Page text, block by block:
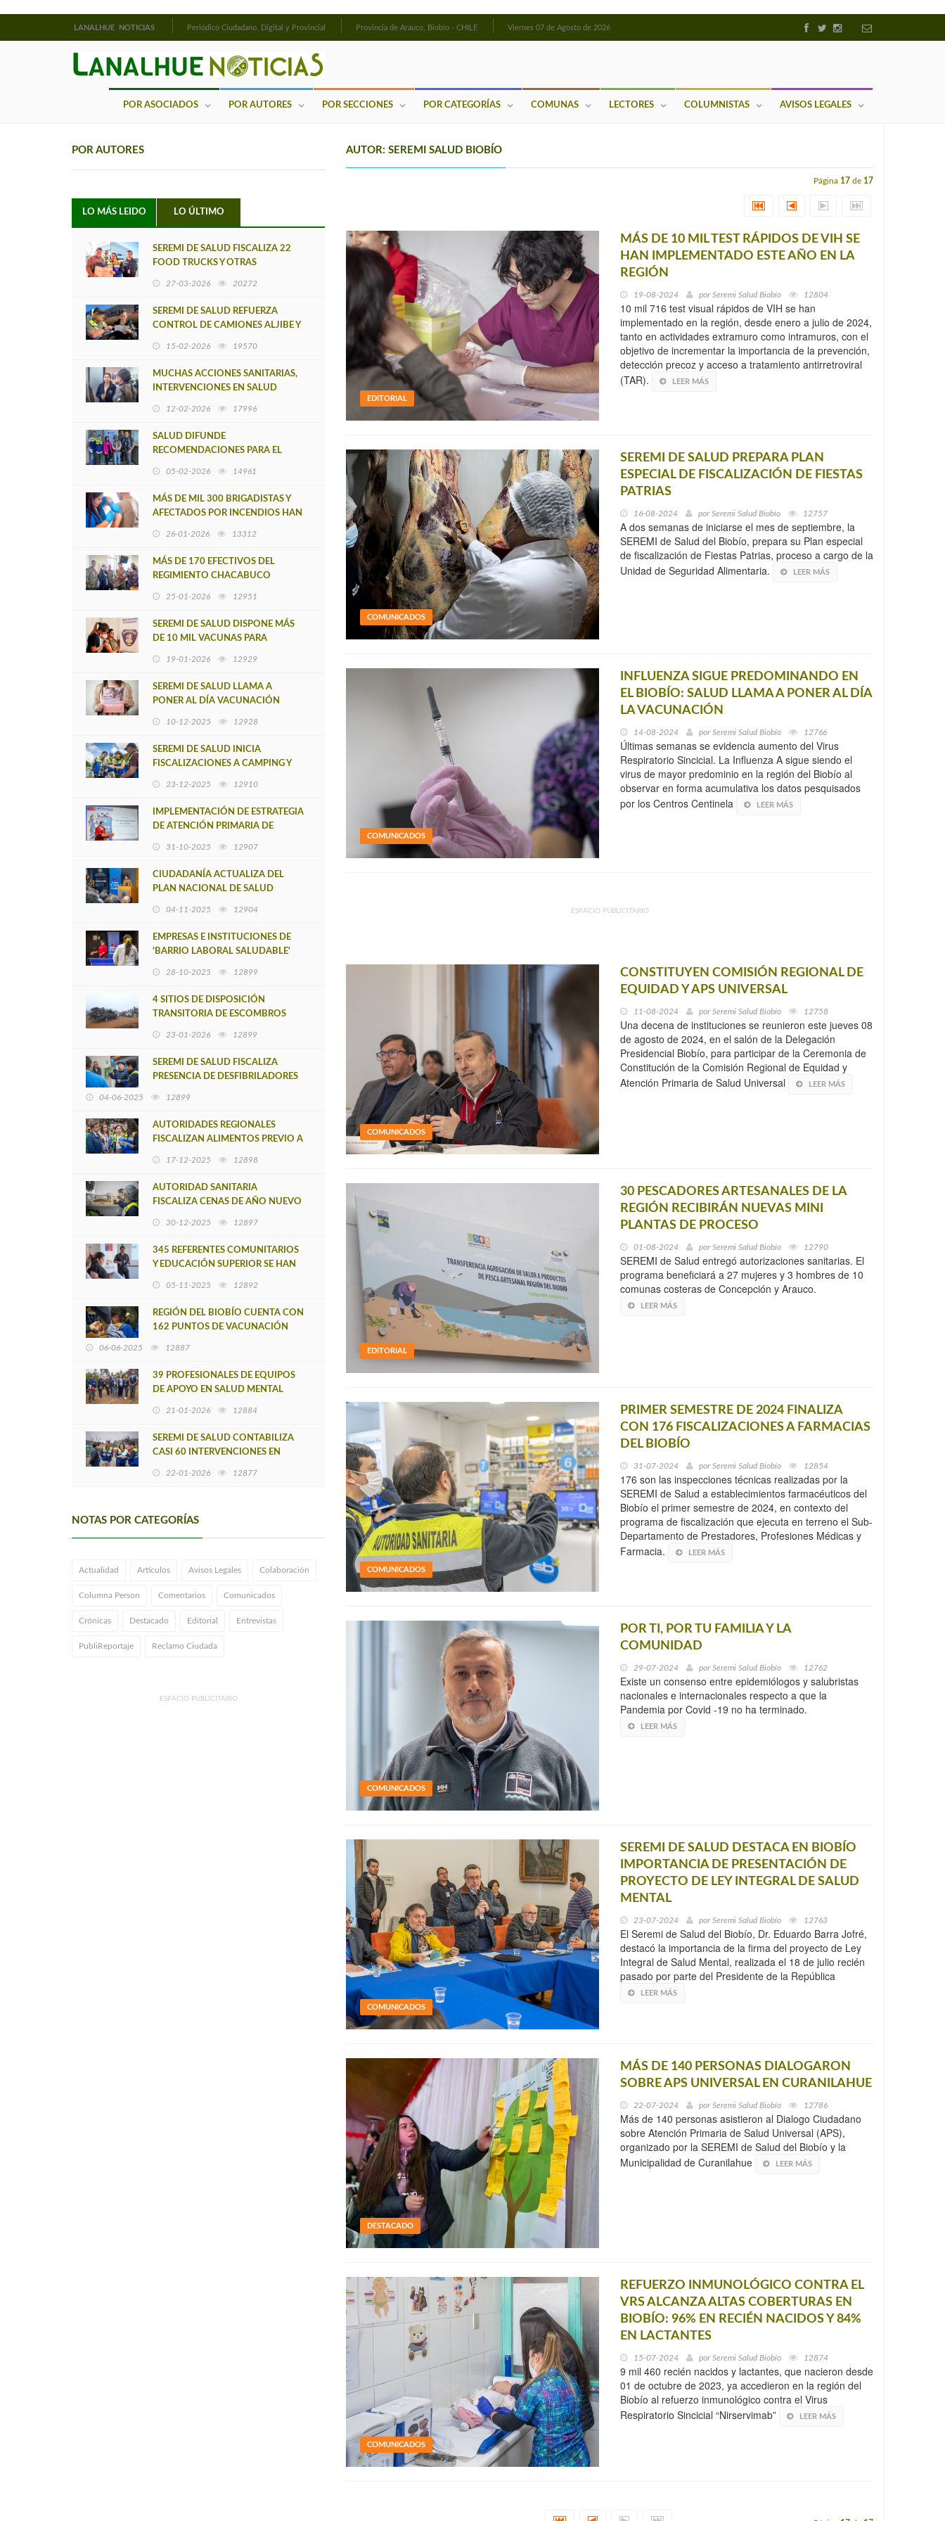
LANALHUE NOTICIAS Periódico Ciudadano, Digital y Provincial Provincia de Arauco, Biobío - CHILE Viernes 07 de Agosto de 2026
POR ASOCIADOS POR AUTORES POR SECCIONES POR CATEGORÍAS COMUNAS LECTORES COLUMNISTAS AVISOS LEGALES
POR AUTORES
LO MÁS LEIDO LO ÚLTIMO
SEREMI DE SALUD FISCALIZA 22
FOOD TRUCKS Y OTRAS
27-03-2026 20272
SEREMI DE SALUD REFUERZA
CONTROL DE CAMIONES ALJIBE Y
15-02-2026 19570
MUCHAS ACCIONES SANITARIAS,
INTERVENCIONES EN SALUD
SINIESTROS
12-02-2026 17996
SALUD DIFUNDE
RECOMENDACIONES PARA EL
INCENDIOS FORESTALES
05-02-2026 14961
MÁS DE MIL 300 BRIGADISTAS Y
AFECTADOS POR INCENDIOS HAN
HEPATITIS A
26-01-2026 13312
MÁS DE 170 EFECTIVOS DEL
REGIMIENTO CHACABUCO
VACUNACIÓN ANTITETÁNICA
25-01-2026 12951
SEREMI DE SALUD DISPONE MÁS
DE 10 MIL VACUNAS PARA
FORESTALES
19-01-2026 12929
SEREMI DE SALUD LLAMA A
PONER AL DÍA VACUNACIÓN
10-12-2025 12928
SEREMI DE SALUD INICIA
FISCALIZACIONES A CAMPING Y
23-12-2025 12910
IMPLEMENTACIÓN DE ESTRATEGIA
DE ATENCIÓN PRIMARIA DE
DE CUMPLIMIENTO
31-10-2025 12907
CIUDADANÍA ACTUALIZA DEL
PLAN NACIONAL DE SALUD
04-11-2025 12904
EMPRESAS E INSTITUCIONES DE
'BARRIO LABORAL SALUDABLE'
ACTIVIDADES DEPORTIVA
28-10-2025 12899
4 SITIOS DE DISPOSICIÓN
TRANSITORIA DE ESCOMBROS
DE EMERGENCIA
23-01-2026 12899
SEREMI DE SALUD FISCALIZA
PRESENCIA DE DESFIBRILADORES
04-06-2025 12899
AUTORIDADES REGIONALES
FISCALIZAN ALIMENTOS PREVIO A
17-12-2025 12898
AUTORIDAD SANITARIA
FISCALIZA CENAS DE AÑO NUEVO
ALIMENTOS
30-12-2025 12897
345 REFERENTES COMUNITARIOS
Y EDUCACIÓN SUPERIOR SE HAN
PREVENCIÓN DEL SUICIDIO
05-11-2025 12892
REGIÓN DEL BIOBÍO CUENTA CON
162 PUNTOS DE VACUNACIÓN
06-06-2025 12887
39 PROFESIONALES DE EQUIPOS
DE APOYO EN SALUD MENTAL
AFECTADAS POR INCENDIOS
21-01-2026 12884
SEREMI DE SALUD CONTABILIZA
CASI 60 INTERVENCIONES EN
22-01-2026 12877
NOTAS POR CATEGORÍAS
Actualidad Artículos Avisos Legales Colaboración
Columna Person Comentarios Comunicados
Crónicas Destacado Editorial Entrevistas
PubliReportaje Reclamo Ciudada
ESPACIO PUBLICITARIO
AUTOR: SEREMI SALUD BIOBÍO
Página 17 de 17
EDITORIAL
MÁS DE 10 MIL TEST RÁPIDOS DE VIH SE
HAN IMPLEMENTADO ESTE AÑO EN LA
REGIÓN
19-08-2024 por Seremi Salud Biobío 12804
10 mil 716 test visual rápidos de VIH se han
implementado en la región, desde enero a julio de 2024,
tanto en actividades extramuro como intramuros, con el
objetivo de incrementar la importancia de la prevención,
detección precoz y acceso a tratamiento antirretroviral
(TAR).
LEER MÁS
COMUNICADOS
SEREMI DE SALUD PREPARA PLAN
ESPECIAL DE FISCALIZACIÓN DE FIESTAS
PATRIAS
16-08-2024 por Seremi Salud Biobío 12757
A dos semanas de iniciarse el mes de septiembre, la
SEREMI de Salud del Biobío, prepara su Plan especial
de fiscalización de Fiestas Patrias, proceso a cargo de la
Unidad de Seguridad Alimentaria.
LEER MÁS
COMUNICADOS
INFLUENZA SIGUE PREDOMINANDO EN
EL BIOBÍO: SALUD LLAMA A PONER AL DÍA
LA VACUNACIÓN
14-08-2024 por Seremi Salud Biobío 12766
Últimas semanas se evidencia aumento del Virus
Respiratorio Sincicial. La Influenza A sigue siendo el
virus de mayor predominio en la región del Biobío al
observar en forma acumulativa los datos pesquisados
por los Centros Centinela
LEER MÁS
ESPACIO PUBLICITARIO
COMUNICADOS
CONSTITUYEN COMISIÓN REGIONAL DE
EQUIDAD Y APS UNIVERSAL
11-08-2024 por Seremi Salud Biobío 12758
Una decena de instituciones se reunieron este jueves 08
de agosto de 2024, en el salón de la Delegación
Presidencial Biobío, para participar de la Ceremonia de
Constitución de la Comisión Regional de Equidad y
Atención Primaria de Salud Universal
LEER MÁS
EDITORIAL
30 PESCADORES ARTESANALES DE LA
REGIÓN RECIBIRÁN NUEVAS MINI
PLANTAS DE PROCESO
01-08-2024 por Seremi Salud Biobío 12790
SEREMI de Salud entregó autorizaciones sanitarias. El
programa beneficiará a 27 mujeres y 3 hombres de 10
comunas costeras de Concepción y Arauco.
LEER MÁS
COMUNICADOS
PRIMER SEMESTRE DE 2024 FINALIZA
CON 176 FISCALIZACIONES A FARMACIAS
DEL BIOBÍO
31-07-2024 por Seremi Salud Biobío 12854
176 son las inspecciones técnicas realizadas por la
SEREMI de Salud a establecimientos farmacéuticos del
Biobío el primer semestre de 2024, en contexto del
programa de fiscalización que ejecuta en terreno el Sub-
Departamento de Prestadores, Profesiones Médicas y
Farmacia.
LEER MÁS
COMUNICADOS
POR TI, POR TU FAMILIA Y LA
COMUNIDAD
29-07-2024 por Seremi Salud Biobío 12762
Existe un consenso entre epidemiólogos y salubristas
nacionales e internacionales respecto a que la
Pandemia por Covid -19 no ha terminado.
LEER MÁS
COMUNICADOS
SEREMI DE SALUD DESTACA EN BIOBÍO
IMPORTANCIA DE PRESENTACIÓN DE
PROYECTO DE LEY INTEGRAL DE SALUD
MENTAL
23-07-2024 por Seremi Salud Biobío 12763
El Seremi de Salud del Biobío, Dr. Eduardo Barra Jofré,
destacó la importancia de la firma del proyecto de Ley
Integral de Salud Mental, realizada el 18 de julio recién
pasado por parte del Presidente de la República
LEER MÁS
DESTACADO
MÁS DE 140 PERSONAS DIALOGARON
SOBRE APS UNIVERSAL EN CURANILAHUE
22-07-2024 por Seremi Salud Biobío 12786
Más de 140 personas asistieron al Dialogo Ciudadano
sobre Atención Primaria de Salud Universal (APS),
organizado por la SEREMI de Salud del Biobío y la
Municipalidad de Curanilahue
LEER MÁS
COMUNICADOS
REFUERZO INMUNOLÓGICO CONTRA EL
VRS ALCANZA ALTAS COBERTURAS EN
BIOBÍO: 96% EN RECIÉN NACIDOS Y 84%
EN LACTANTES
15-07-2024 por Seremi Salud Biobío 12874
9 mil 460 recién nacidos y lactantes, que nacieron desde
01 de octubre de 2023, ya accedieron en la región del
Biobío al refuerzo inmunológico contra el Virus
Respiratorio Sincicial “Nirservimab”
LEER MÁS